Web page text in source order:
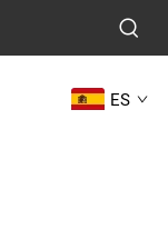
ES